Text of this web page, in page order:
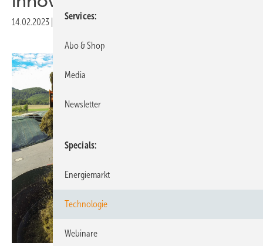
14.02.2023 Druckvorschau
Services
Abo & Shop
Media
Newsletter
Specials
Energiemarkt
Technologie
Webinare